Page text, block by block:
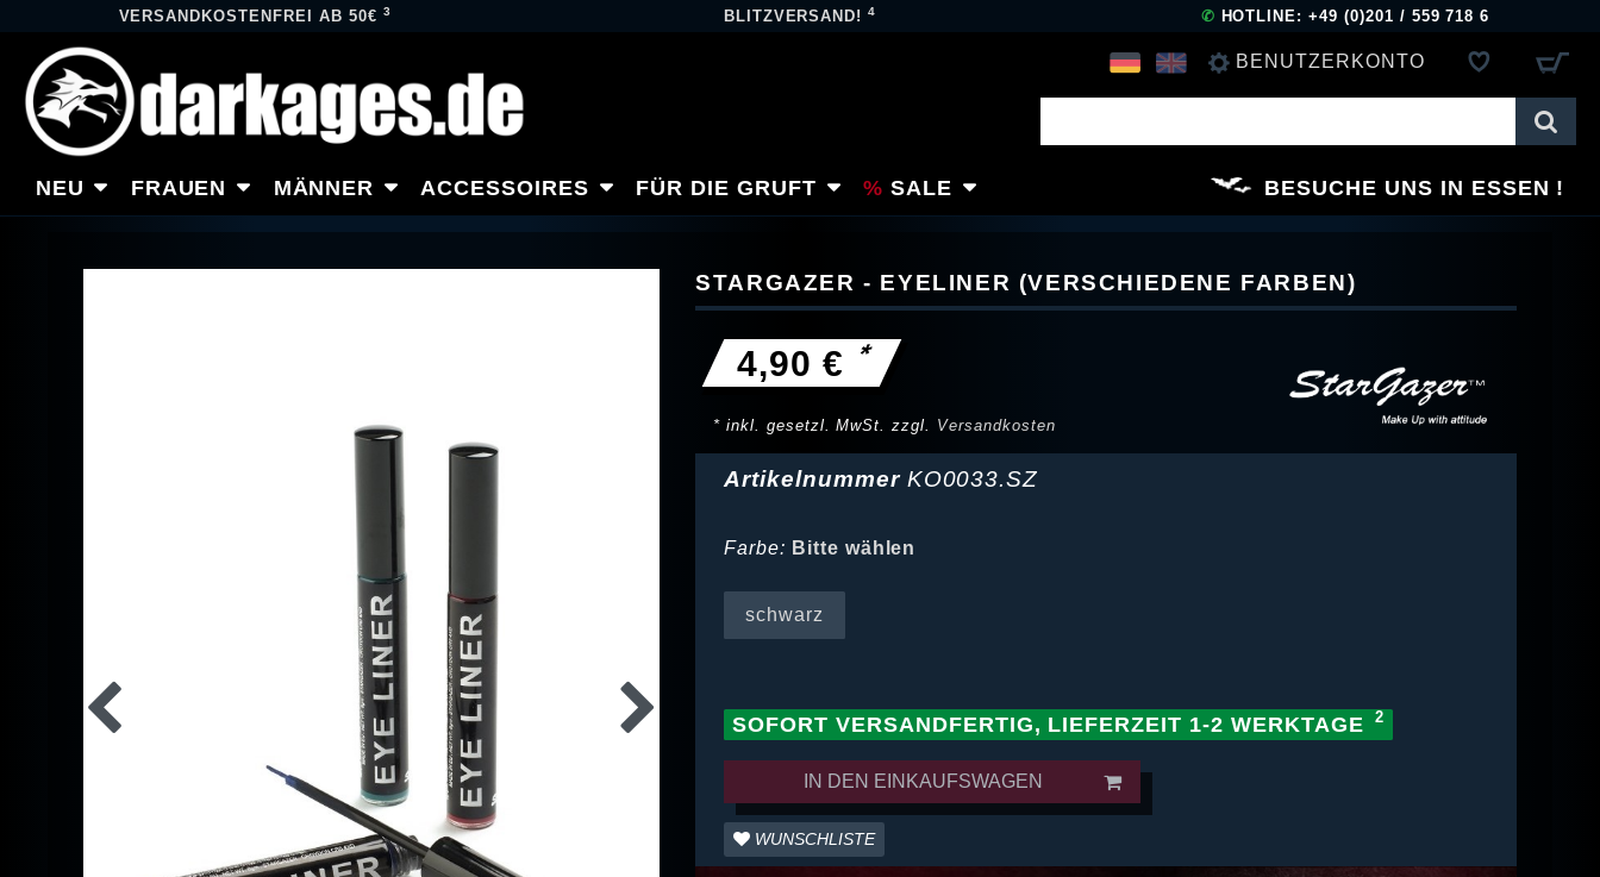
VERSANDKOSTENFREI AB 50€ 3 BLITZVERSAND!4 ✆ HOTLINE: +49 (0)201 / 559 718 6
BENUTZERKONTO
REGISTRIEREN
NEU FRAUEN MÄNNER ACCESSOIRES FÜR DIE GRUFT SALE BESUCHE UNS IN ESSEN
STARGAZER - EYELINER (VERSCHIEDENE FARBEN)
4,90 € *
* inkl. gesetzl. MwSt. zzgl. Versandkosten
Artikelnummer KO0033.SZ
Farbe: Bitte wählen
schwarz
SOFORT VERSANDFERTIG, LIEFERZEIT 1-2 WERKTAGE
IN DEN EINKAUFSWAGEN
WUNSCHLISTE